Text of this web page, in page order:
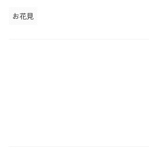
お花見